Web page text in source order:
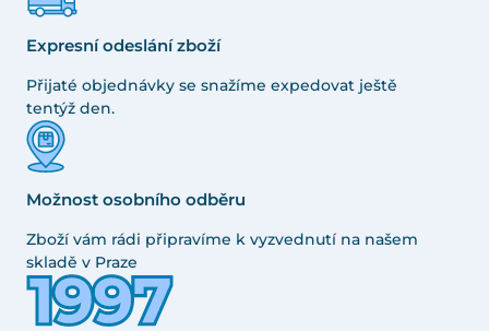
Expresní odeslání zboží
Přijaté objednávky se snažíme expedovat ještě
tentýž den.
Možnost osobního odběru
Zboží vám rádi připravíme k vyzvednutí na našem
skladě v Praze